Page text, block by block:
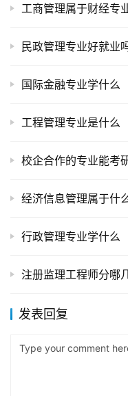
工商管理属于财经专
民政管理专业好就业
国际金融专业学什么
工程管理专业是什么
校企合作的专业能考
经济信息管理属于什
行政管理专业学什么
注册监理工程师分哪
发表回复